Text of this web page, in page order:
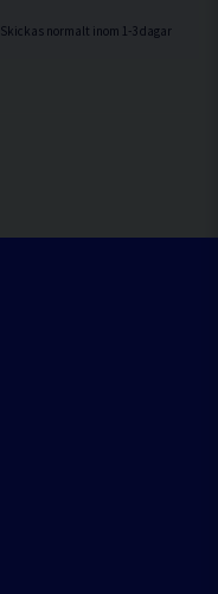
Skickas normalt inom 1-3 dagar